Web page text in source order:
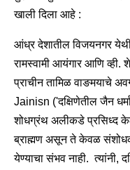
खाली दिला आहे :
आंध्र देशातील विजयनगर
रामस्वामी आयंगार आणि व्ही.
प्राचीन तामिळ वाङमयाचे
Jainisn ('दक्षिणेतील जैन
शोधग्रंथ अलीकडे प्रसिध्द
ब्राह्मण असून ते केवळ संशोधक
येण्याचा संभव नाही. त्यांनी,